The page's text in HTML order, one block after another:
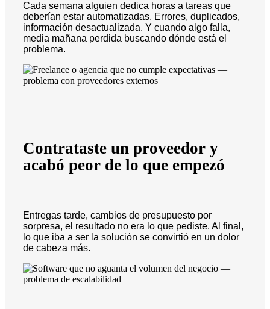
Cada semana alguien dedica horas a tareas que
deberían estar automatizadas. Errores, duplicados,
información desactualizada. Y cuando algo falla,
media mañana perdida buscando dónde está el
problema.
Contrataste un proveedor y
acabó peor de lo que empezó
Entregas tarde, cambios de presupuesto por
sorpresa, el resultado no era lo que pediste. Al final,
lo que iba a ser la solución se convirtió en un dolor
de cabeza más.